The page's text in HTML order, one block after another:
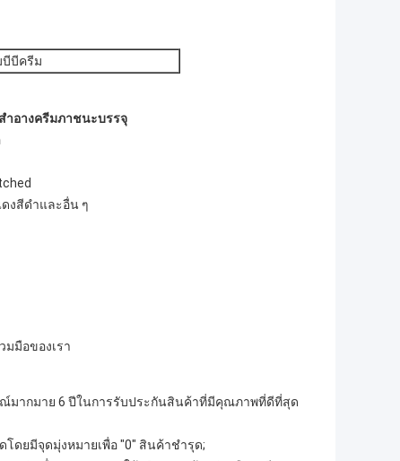
บีบีครีม
ำอางครีมภาชนะบรรจุ
งสีดำและอื่น ๆ
มือของเรา
มากมาย 6 ปีในการรับประกันสินค้าที่มีคุณภาพที่ดีที่สุด
ดยมีจุดมุ่งหมายเพื่อ "0" สินค้าชำรุด;